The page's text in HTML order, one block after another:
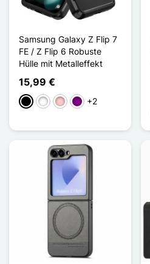
Samsung Galaxy Z Flip 7
FE / Z Flip 6 Robuste
Hülle mit Metalleffekt
15,99 €
Schwarz
WeißPinkViolett
+2